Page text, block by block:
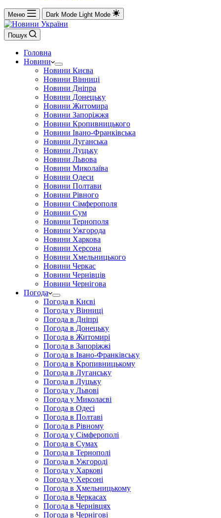
Меню Dark Mode Light Mode
Пошук
Головна
Новини
Новини Києва
Новини Вінниці
Новини Дніпра
Новини Донецьку
Новини Житомира
Новини Запоріжжя
Новини Кропивницького
Новини Івано-Франківська
Новини Луганська
Новини Луцьку
Новини Львова
Новини Миколаїва
Новини Одеси
Новини Полтави
Новини Рівного
Новини Сімферополя
Новини Сум
Новини Тернополя
Новини Ужгорода
Новини Харкова
Новини Херсона
Новини Хмельницького
Новини Черкас
Новини Чернівців
Новини Чернігова
Погода
Погода в Києві
Погода у Вінниці
Погода в Дніпрі
Погода в Донецьку
Погода в Житомирі
Погода в Запоріжжі
Погода в Івано-Франківську
Погода в Кропивницькому
Погода в Луганську
Погода в Луцьку
Погода у Львові
Погода у Миколаєві
Погода в Одесі
Погода в Полтаві
Погода в Рівному
Погода у Сімферополі
Погода в Сумах
Погода в Тернополі
Погода в Ужгороді
Погода у Харкові
Погода у Херсоні
Погода в Хмельницькому
Погода в Черкасах
Погода в Чернівцях
Погода в Чернігові